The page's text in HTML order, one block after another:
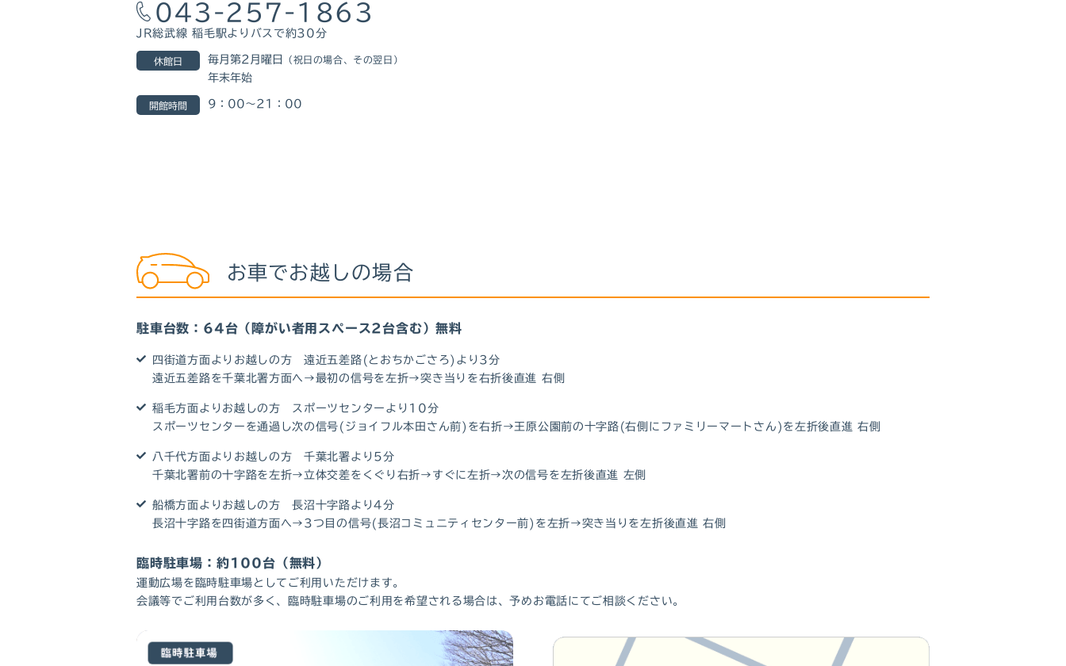
043-257-1863
JR総武線 稲毛駅よりバスで約30分
休館日 毎月第2月曜日 （祝日の場合、その翌日）
年末年始
開館時間 9：00～21：00
お車でお越しの場合
駐車台数：64台（障がい者用スペース2台含む）無料
四街道方面よりお越しの方 遠近五差路(とおちかごさろ)より3分
遠近五差路を千葉北署方面へ→最初の信号を左折→突き当りを右折後直進 右側
稲毛方面よりお越しの方 スポーツセンターより10分
スポーツセンターを通過し次の信号(ジョイフル本田さん前)を右折→王原公園前の十字路(右側にファミリーマートさん)を左折後直進 右側
八千代方面よりお越しの方 千葉北署より5分
千葉北署前の十字路を左折→立体交差をくぐり右折→すぐに左折→次の信号を左折後直進 左側
船橋方面よりお越しの方 長沼十字路より4分
長沼十字路を四街道方面へ→3つ目の信号(長沼コミュニティセンター前)を左折→突き当りを左折後直進 右側
臨時駐車場：約100台（無料）
運動広場を臨時駐車場としてご利用いただけます。
会議等でご利用台数が多く、臨時駐車場のご利用を希望される場合は、予めお電話にてご相談ください。